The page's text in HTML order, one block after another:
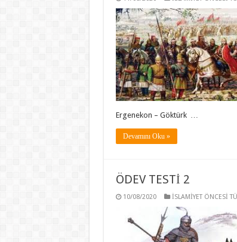
Ergenekon – Göktürk …
Devamını Oku »
ÖDEV TESTİ 2
10/08/2020 İSLAMİYET ÖNCESİ